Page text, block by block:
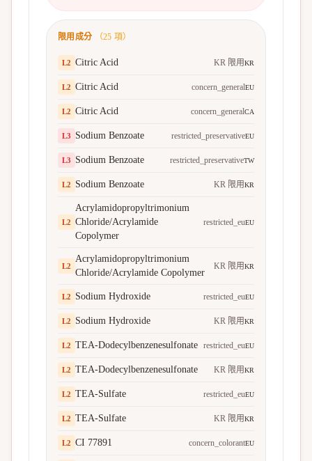
限用成分 （25 項）
L2 Citric Acid KR 限用KR
L2 Citric Acid concern_generalEU
L2 Citric Acid concern_generalCA
L3 Sodium Benzoate restricted_preservativeEU
L3 Sodium Benzoate restricted_preservativeTW
L2 Sodium Benzoate KR 限用KR
L2
Acrylamidopropyltrimonium
Chloride/Acrylamide
Copolymer
restricted_euEU
L2
Acrylamidopropyltrimonium
Chloride/Acrylamide Copolymer
KR 限用KR
L2 Sodium Hydroxide restricted_euEU
L2 Sodium Hydroxide KR 限用KR
L2 TEA-Dodecylbenzenesulfonate restricted_euEU
L2 TEA-Dodecylbenzenesulfonate KR 限用KR
L2 TEA-Sulfate restricted_euEU
L2 TEA-Sulfate KR 限用KR
L2 CI 77891 concern_colorantEU